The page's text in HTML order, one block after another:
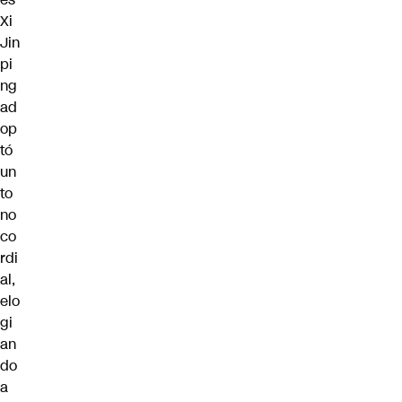
Xi
Jin
pi
ng
ad
op
tó
un
to
no
co
rdi
al,
elo
gi
an
do
a